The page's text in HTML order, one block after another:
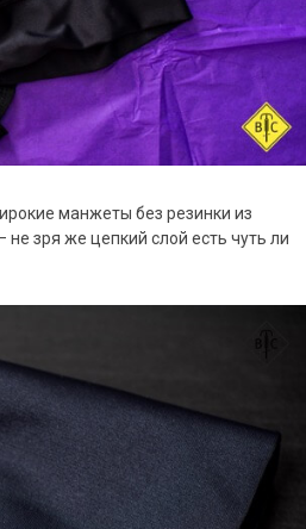
манжеты без резинки из
зря же цепкий слой есть чуть ли